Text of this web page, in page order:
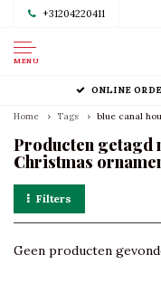
+31204220411
MENU
ONLINE
Home Tags blue canal
Producten getagd
Christmas
Filters
Geen producten